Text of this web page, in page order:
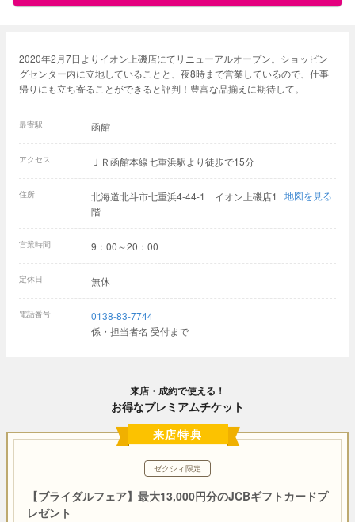
2020年2月7日よりイオン上磯店にてリニューアルオープン。ショッピン
グセンター内に立地していることと、夜8時まで営業しているので、仕事
帰りにも立ち寄ることができると評判！豊富な品揃えに期待して。
最寄駅 函館
アクセス ＪＲ函館本線七重浜駅より徒歩で15分
住所
北海道北斗市七重浜4-44-1 イオン上磯店1
階
地図を見る
営業時間 9：00～20：00
定休日 無休
電話番号
0138-83-7744
係・担当者名 受付まで
来店・成約で使える！
お得なプレミアムチケット
来店特典
ゼクシィ限定
【ブライダルフェア】最大13,000円分のJCBギフトカードプ
レゼント